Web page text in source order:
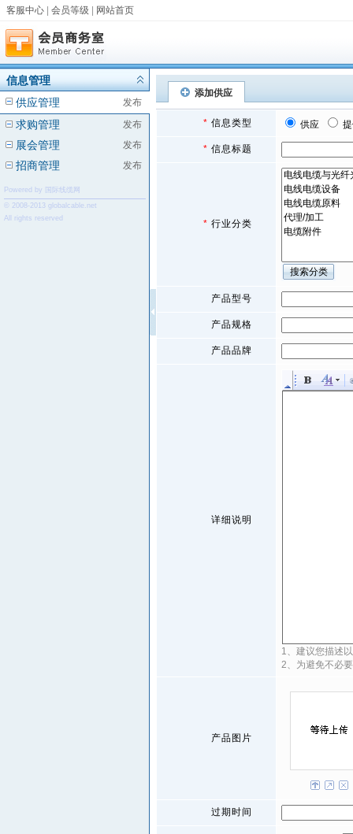
客服中心 会员等级 网站首页
信息管理
发布
供应管理
发布
求购管理
发布
展会管理
发布
招商管理
Powered by 国际线缆网
© 2008-2013 globalcable.net
All rights reserved
添加供应
* 信息类型 供应
* 信息标题
* 行业分类
产品型号
产品规格
产品品牌
详细说明
1、建议您描述
2、为避免不必
产品图片
过期时间